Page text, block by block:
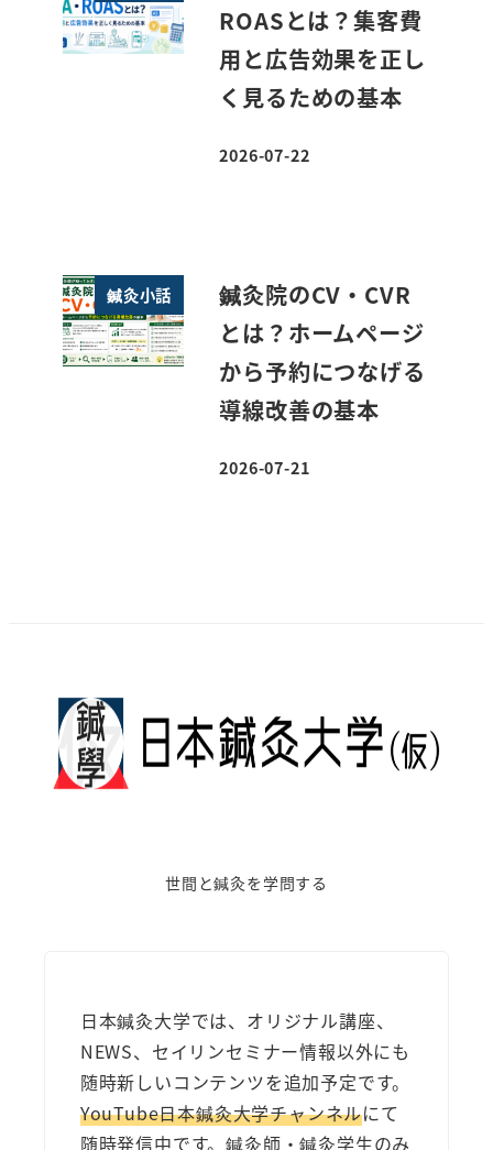
ROASとは？集客費
用と広告効果を正し
く見るための基本
投稿日
2026-07-22
鍼灸小話
鍼灸院のCV・CVR
とは？ホームページ
から予約につなげる
導線改善の基本
投稿日
2026-07-21
世間と鍼灸を学問する
日本鍼灸大学では、オリジナル講座、
NEWS、セイリンセミナー情報以外にも
随時新しいコンテンツを追加予定です。
YouTube日本鍼灸大学チャンネルにて
随時発信中です。鍼灸師・鍼灸学生のみ